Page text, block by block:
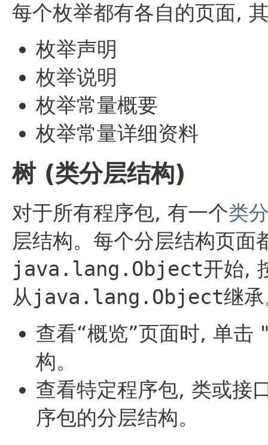
每个枚举都有各自的页面,
枚举声明
枚举说明
枚举常量概要
枚举常量详细资料
树 (类分层结构)
对于所有程序包, 有一个类
层结构。每个分层结构页面
java.lang.Object开始,
从java.lang.Object继
查看“概览”页面时, 单击
构。
查看特定程序包, 类或接
序包的分层结构。